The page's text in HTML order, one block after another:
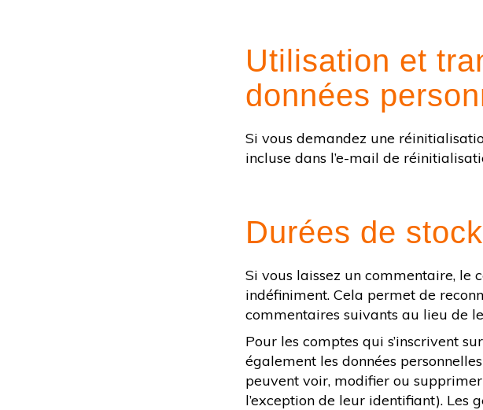
Utilisation et
données
Si vous demandez une
incluse dans l’e-mail de
Durées de
Si vous laissez un commentaire, le
indéfiniment. Cela permet de
commentaires suivants au lieu de
Pour les comptes qui s’inscrivent
également les données
peuvent voir, modifier ou
l’exception de leur identifiant). Les